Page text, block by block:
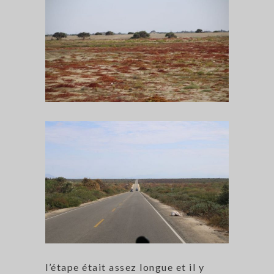
l’étape était assez longue et il y